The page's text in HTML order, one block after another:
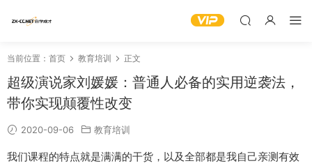
当前位置： 首页 教育培训 正文
超级演说家刘媛媛：普通人必备的实用逆袭法，
带你实现颠覆性改变
2020-09-06 教育培训
我们课程的特点就是满满的干货，以及全部都是我自己亲测有效